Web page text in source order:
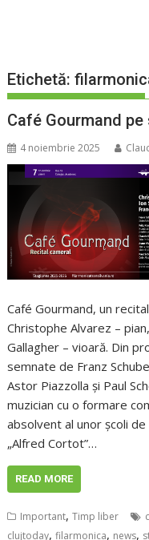
Etichetă:
Café Gourmand
4 noiembrie 2025
Café Gourmand, un
Christophe Alvarez –
Gallagher – vioară. Din
semnate de Franz
Astor Piazzolla și Paul
muzician cu o formare
absolvent al unor școli
„Alfred Cortot”…
READ MORE
Important,Timp liber
clujtoday,filarmonica, news,